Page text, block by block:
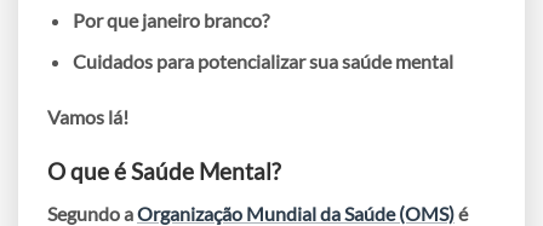
Por que janeiro branco?
Cuidados para potencializar sua saúde mental
Vamos lá!
O que é Saúde Mental?
Segundo aOrganização Mundial da Saúde (OMS)é